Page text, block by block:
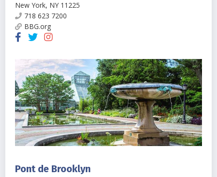
New York, NY 11225
718 623 7200
BBG.org
Pont de Brooklyn